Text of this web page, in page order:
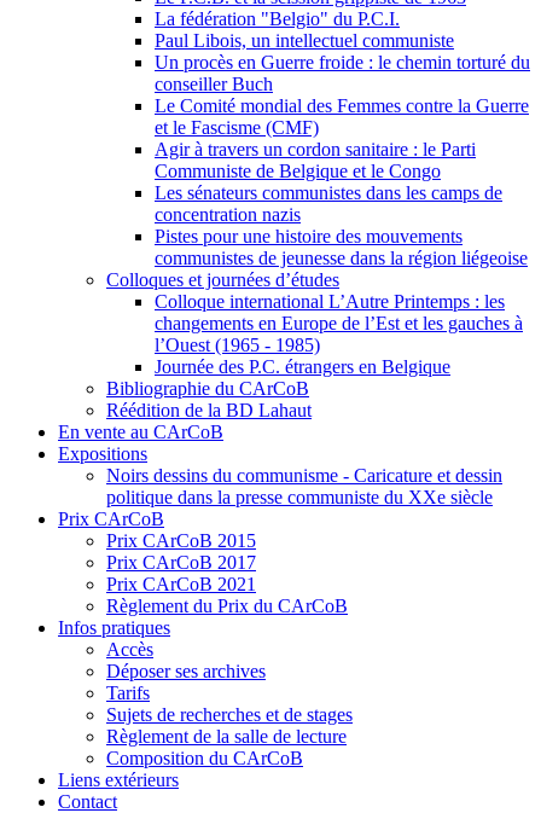
La fédération "Belgio" du P.C.I.
Paul Libois, un intellectuel communiste
Un procès en Guerre froide : le chemin torturé du
conseiller Buch
Le Comité mondial des Femmes contre la Guerre
et le Fascisme (CMF)
Agir à travers un cordon sanitaire : le Parti
Communiste de Belgique et le Congo
Les sénateurs communistes dans les camps de
concentration nazis
Pistes pour une histoire des mouvements
communistes de jeunesse dans la région liégeoise
Colloques et journées d’études
Colloque international L’Autre Printemps : les
changements en Europe de l’Est et les gauches à
l’Ouest (1965 - 1985)
Journée des P.C. étrangers en Belgique
Bibliographie du CArCoB
Réédition de la BD Lahaut
En vente au CArCoB
Expositions
Noirs dessins du communisme - Caricature et dessin
politique dans la presse communiste du XXe siècle
Prix CArCoB
Prix CArCoB 2015
Prix CArCoB 2017
Prix CArCoB 2021
Règlement du Prix du CArCoB
Infos pratiques
Accès
Déposer ses archives
Tarifs
Sujets de recherches et de stages
Règlement de la salle de lecture
Composition du CArCoB
Liens extérieurs
Contact